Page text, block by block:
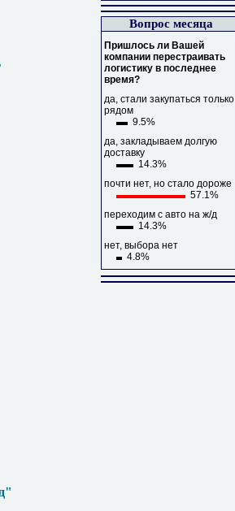
Вопрос месяца
Пришлось ли Вашей
компании перестраивать
логистику в последнее
время?
да, стали закупаться только
рядом
9.5%
да, закладываем долгую
доставку
14.3%
почти нет, но стало дороже
57.1%
переходим с авто на ж/д
14.3%
нет, выбора нет
4.8%